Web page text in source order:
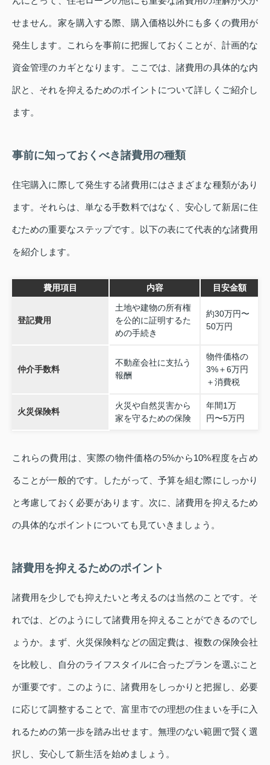
せません。家を購入する際、購入価格以外にも多くの費用が
発生します。これらを事前に把握しておくことが、計画的な
資金管理のカギとなります。ここでは、諸費用の具体的な内
訳と、それを抑えるためのポイントについて詳しくご紹介し
ます。
事前に知っておくべき諸費用の種類
住宅購入に際して発生する諸費用にはさまざまな種類があり
ます。それらは、単なる手数料ではなく、安心して新居に住
むための重要なステップです。以下の表にて代表的な諸費用
を紹介します。
費用項目 内容 目安金額
登記費用
土地や建物の所有権
を公的に証明するた
めの手続き
約30万円〜
50万円
仲介手数料
不動産会社に支払う
報酬
物件価格の
3%＋6万円
＋消費税
火災保険料
火災や自然災害から
家を守るための保険
年間1万
円〜5万円
これらの費用は、実際の物件価格の5%から10%程度を占め
ることが一般的です。したがって、予算を組む際にしっかり
と考慮しておく必要があります。次に、諸費用を抑えるため
の具体的なポイントについても見ていきましょう。
諸費用を抑えるためのポイント
諸費用を少しでも抑えたいと考えるのは当然のことです。そ
れでは、どのようにして諸費用を抑えることができるのでし
ょうか。まず、火災保険料などの固定費は、複数の保険会社
を比較し、自分のライフスタイルに合ったプランを選ぶこと
が重要です。このように、諸費用をしっかりと把握し、必要
に応じて調整することで、富里市での理想の住まいを手に入
れるための第一歩を踏み出せます。無理のない範囲で賢く選
択し、安心して新生活を始めましょう。